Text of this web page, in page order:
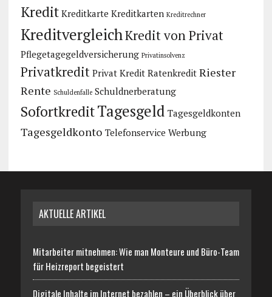
Kredit Kreditkarte Kreditkarten Kreditrechner
KreditvergleichKredit von Privat
Pflegetagegeldversicherung Privatinsolvenz
Privatkredit Privat Kredit Ratenkredit Riester
Rente Schuldenfalle Schuldnerberatung
SofortkreditTagesgeld Tagesgeldkonten
Tagesgeldkonto Telefonservice Werbung
AKTUELLE ARTIKEL
Mitarbeiter mitnehmen: Wie man Monteure und Büro-Team
für Heizreport begeistert
Digitale Inhalte im Internet bezahlen – ein Überblick über